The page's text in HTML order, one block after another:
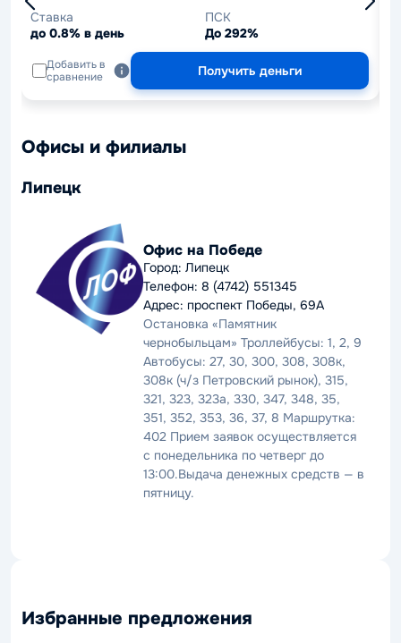
Ставка
до 0.8% в день
ПСК
До 292%
Добавить в
сравнение
Получить деньги
Офисы и филиалы
Липецк
Офис на Победе
Город: Липецк
Телефон: 8 (4742) 551345
Адрес: проспект Победы, 69А
Остановка «Памятник
чернобыльцам» Троллейбусы: 1, 2, 9
Автобусы: 27, 30, 300, 308, 308к,
308к (ч/з Петровский рынок), 315,
321, 323, 323а, 330, 347, 348, 35,
351, 352, 353, 36, 37, 8 Маршрутка:
402 Прием заявок осуществляется
с понедельника по четверг до
13:00.Выдача денежных средств — в
пятницу.
Избранные предложения